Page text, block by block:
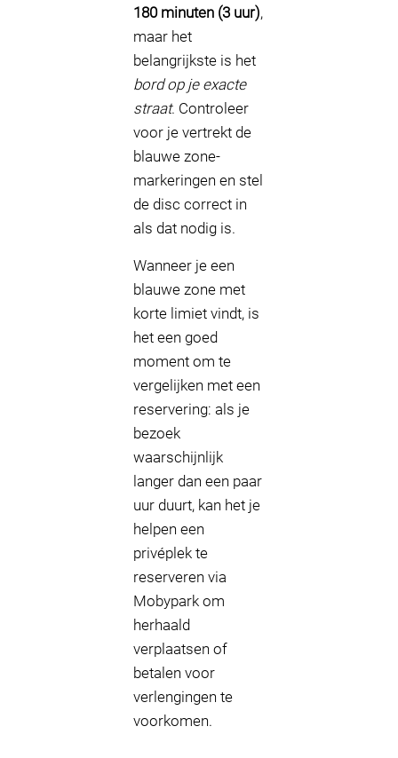
180 minuten (3 uur),
maar het
belangrijkste is het
bord op je exacte
straat. Controleer
voor je vertrekt de
blauwe zone-
markeringen en stel
de disc correct in
als dat nodig is.
Wanneer je een
blauwe zone met
korte limiet vindt, is
het een goed
moment om te
vergelijken met een
reservering: als je
bezoek
waarschijnlijk
langer dan een paar
uur duurt, kan het je
helpen een
privéplek te
reserveren via
Mobypark om
herhaald
verplaatsen of
betalen voor
verlengingen te
voorkomen.